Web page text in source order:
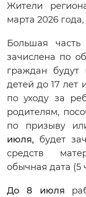
Жители
марта 2026
Большая
зачислена по
граждан будут
детей до 17
по уходу за
родителям,
по призыву
июля, будет
средств
обычная дата (5
До 8 июля